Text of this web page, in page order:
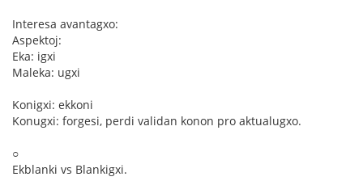
Interesa avantagxo:
Aspektoj:
Eka: igxi
Maleka: ugxi
Konigxi: ekkoni
Konugxi: forgesi, perdi validan konon pro aktualugxo.
○
Ekblanki vs Blankigxi.